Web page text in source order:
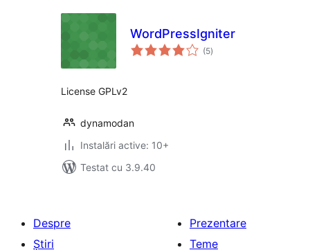
WordPressIgniter
(5total
aprecieri
)
License GPLv2
dynamodan
Instalări active: 10+
Testat cu 3.9.40
Despre
Știri
Prezentare
Teme